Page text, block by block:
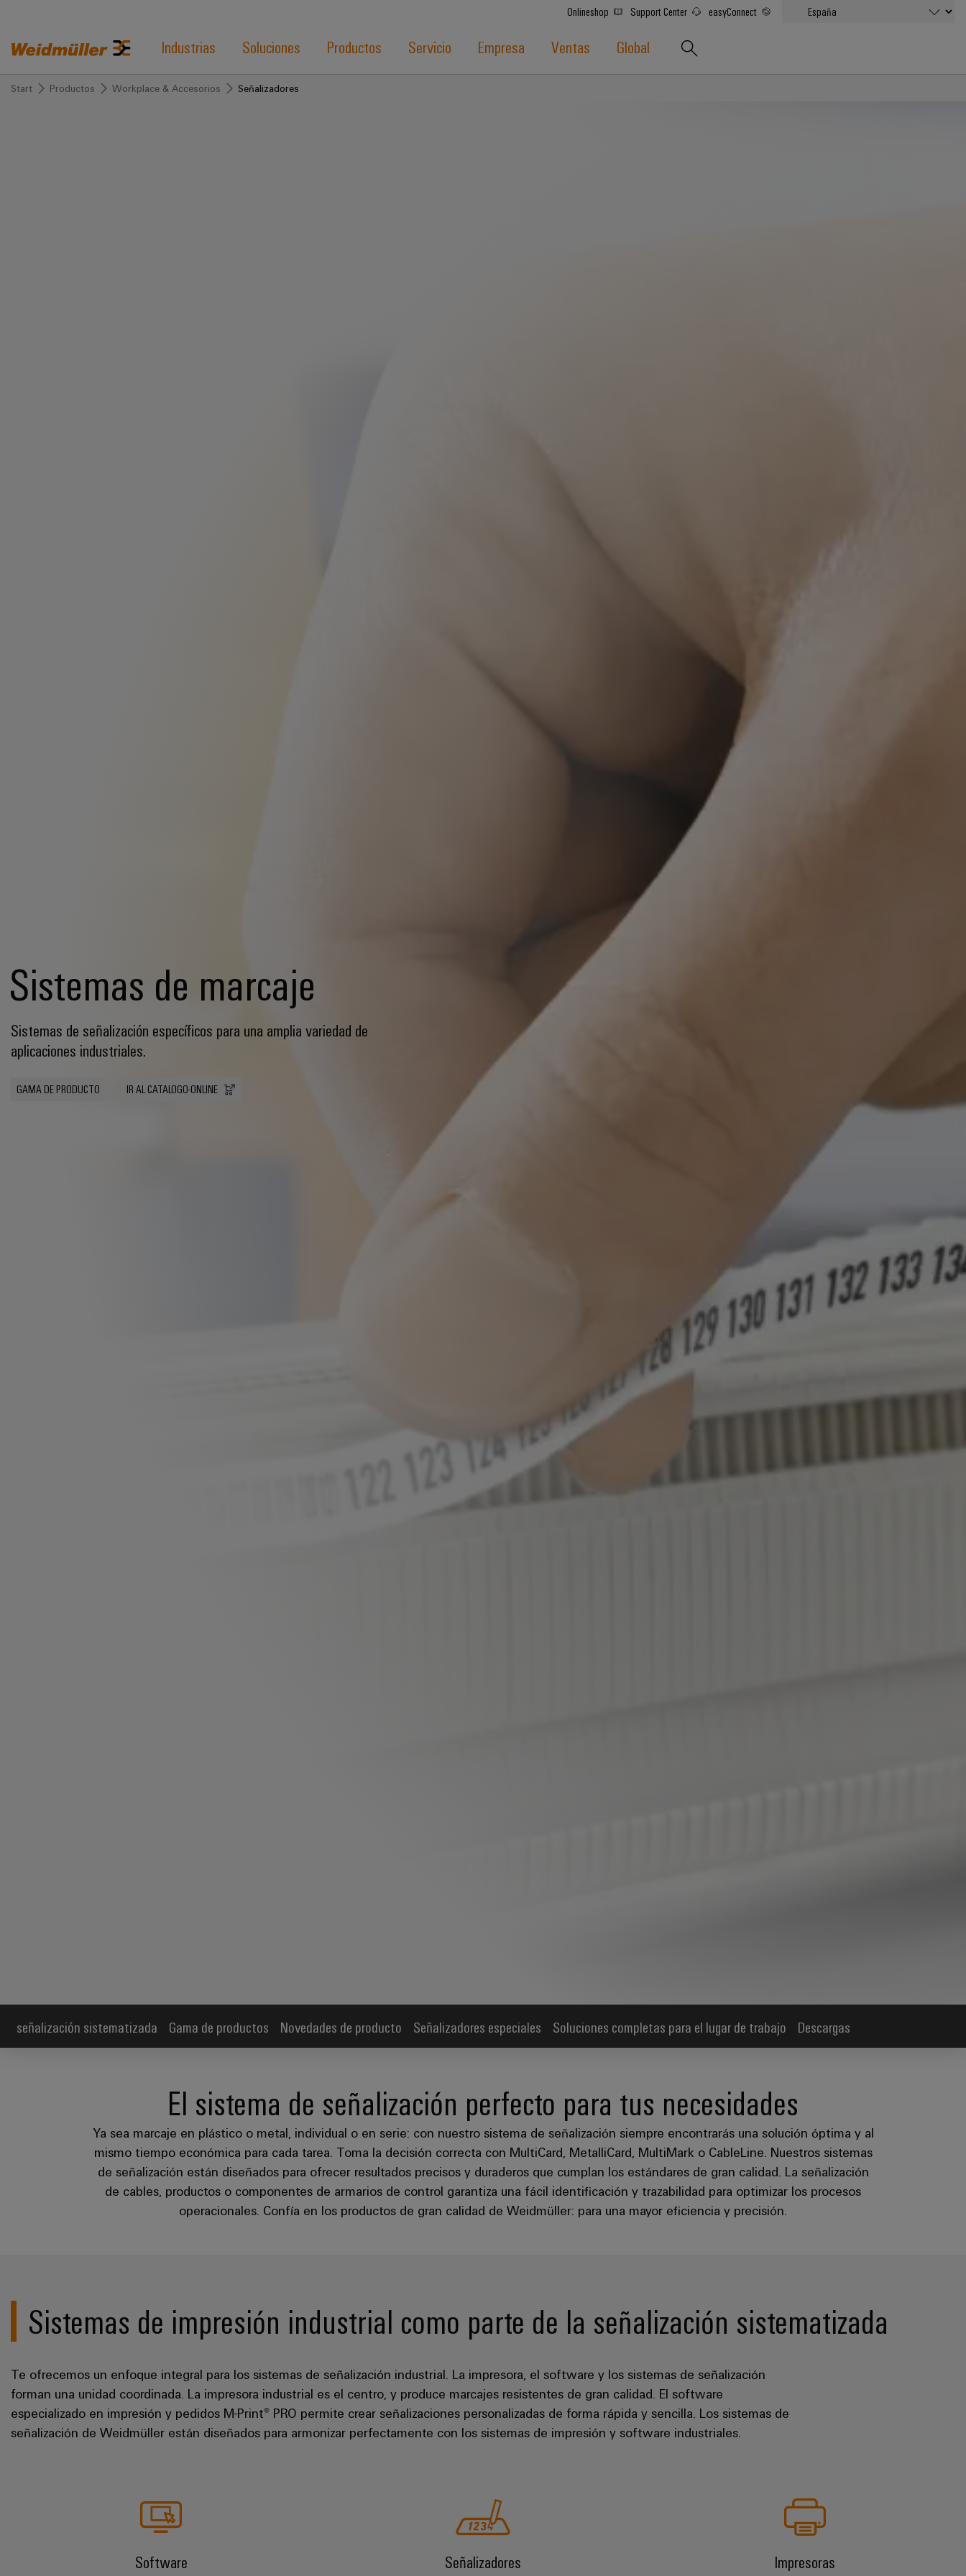
Onlineshop Support Center easyConnect
Industrias Soluciones Productos Servicio Empresa Ventas Global
Start Productos Workplace & Accesorios Señalizadores
Sistemas de marcaje
Sistemas de señalización específicos para una amplia variedad de
aplicaciones industriales.
GAMA DE PRODUCTO IR AL CATALOGO-ONLINE
señalización sistematizada Gama de productos Novedades de producto Señalizadores especiales Soluciones completas para el lugar de trabajo Descargas
El sistema de señalización perfecto para tus necesidades
Ya sea marcaje en plástico o metal, individual o en serie: con nuestro sistema de señalización siempre encontrarás una solución óptima y al
mismo tiempo económica para cada tarea. Toma la decisión correcta con MultiCard, MetalliCard, MultiMark o CableLine. Nuestros sistemas
de señalización están diseñados para ofrecer resultados precisos y duraderos que cumplan los estándares de gran calidad. La señalización
de cables, productos o componentes de armarios de control garantiza una fácil identificación y trazabilidad para optimizar los procesos
operacionales. Confía en los productos de gran calidad de Weidmüller: para una mayor eficiencia y precisión.
Sistemas de impresión industrial como parte de la señalización sistematizada
Te ofrecemos un enfoque integral para los sistemas de señalización industrial. La impresora, el software y los sistemas de señalización
forman una unidad coordinada. La impresora industrial es el centro, y produce marcajes resistentes de gran calidad. El software
especializado en impresión y pedidos M-Print® PRO permite crear señalizaciones personalizadas de forma rápida y sencilla. Los sistemas de
señalización de Weidmüller están diseñados para armonizar perfectamente con los sistemas de impresión y software industriales.
Software Señalizadores Impresoras